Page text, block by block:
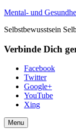
Mental- und
Selbstbewusstsein
Verbinde Dich
Facebook
Twitter
Google+
YouTube
Xing
Menu